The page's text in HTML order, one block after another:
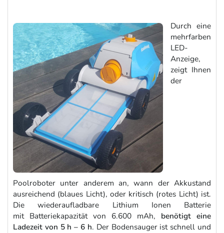
Durch eine
mehrfarben
LED-
Anzeige,
zeigt Ihnen
der
Poolroboter unter anderem an, wann der Akkustand
ausreichend (blaues Licht), oder kritisch (rotes Licht) ist.
Die wiederaufladbare Lithium Ionen Batterie
mit Batteriekapazität von 6.600 mAh, benötigt eine
Ladezeit von 5 h – 6 h. Der Bodensauger ist schnell und